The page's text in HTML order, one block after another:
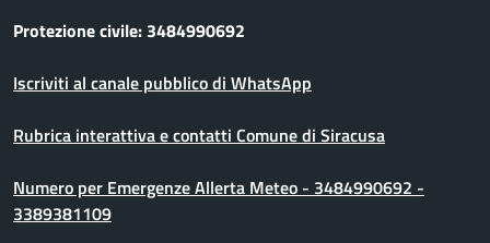
Protezione civile: 3484990692
Iscriviti al canale pubblico di WhatsApp
Rubrica interattiva e contatti Comune di Siracusa
Numero per Emergenze Allerta Meteo - 3484990692 -
3389381109